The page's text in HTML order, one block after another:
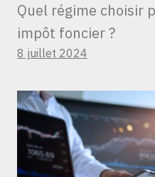
Quel régime choisir
impôt foncier ?
8 juillet 2024